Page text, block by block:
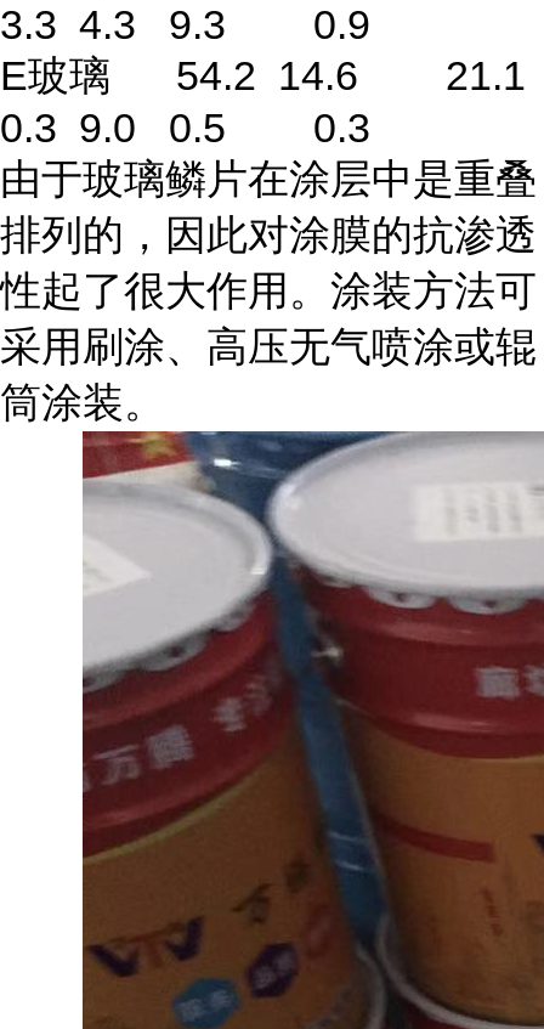
3.3 4.3 9.3 0.9
E玻璃 54.2 14.6 21.1
0.3 9.0 0.5 0.3
由于玻璃鳞片在涂层中是重叠
排列的，因此对涂膜的抗渗透
性起了很大作用。涂装方法可
采用刷涂、高压无气喷涂或辊
筒涂装。